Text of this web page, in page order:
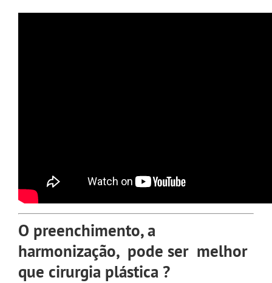
O preenchimento, a
harmonização, pode ser melhor
que cirurgia plástica ?